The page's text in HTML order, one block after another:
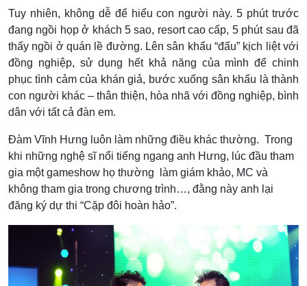
Tuy nhiên, không dễ để hiểu con người này. 5 phút trước
đang ngồi họp ở khách 5 sao, resort cao cấp, 5 phút sau đã
thấy ngồi ở quán lề đường. Lên sân khấu “đấu” kịch liệt với
đồng nghiệp, sử dụng hết khả năng của mình để chinh
phục tình cảm của khán giả, bước xuống sân khấu là thành
con người khác – thân thiện, hòa nhã với đồng nghiệp, bình
dân với tất cả đàn em.
Đàm Vĩnh Hưng luôn làm những điều khác thường. Trong
khi những nghệ sĩ nổi tiếng ngang anh Hưng, lúc đầu tham
gia một gameshow họ thường làm giám khảo, MC và
không tham gia trong chương trình…, đằng này anh lại
đăng ký dự thi “Cặp đôi hoàn hảo”.